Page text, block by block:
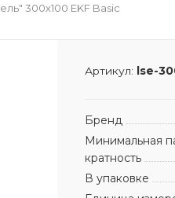
300х100 EKF Basic
Артикул: lse-
Бренд
Минимальная
кратность
В упаковке